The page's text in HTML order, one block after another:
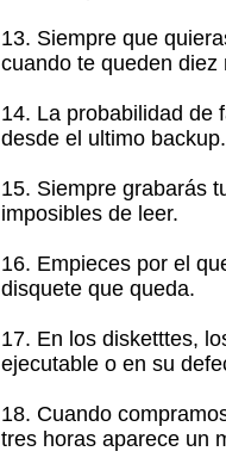
13. Siempre que
cuando te queden
14. La probabilidad de
desde el ultimo backup.
15. Siempre grabarás
imposibles de leer.
16. Empieces por el
disquete que queda.
17. En los disketttes,
ejecutable o en su
18. Cuando
tres horas aparece un